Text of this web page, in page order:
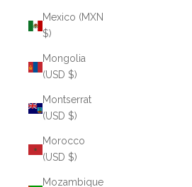
Mexico (MXN
$)
Mongolia
(USD $)
Montserrat
(USD $)
Morocco
(USD $)
Mozambique